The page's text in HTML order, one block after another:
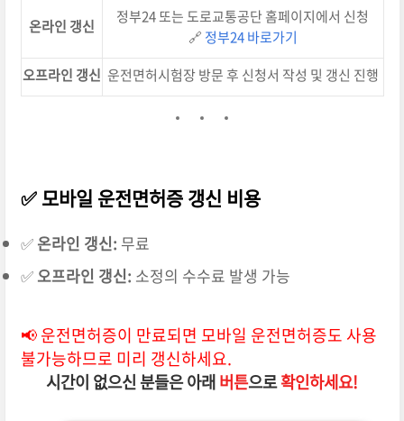
온라인 갱신
정부24 또는 도로교통공단 홈페이지에서 신청
🔗 정부24 바로가기
오프라인 갱신 운전면허시험장 방문 후 신청서 작성 및 갱신 진행
✅ 모바일 운전면허증 갱신 비용
✅ 온라인 갱신: 무료
✅ 오프라인 갱신: 소정의 수수료 발생 가능
📢 운전면허증이 만료되면 모바일 운전면허증도 사용
불가능하므로 미리 갱신하세요.
시간이 없으신 분들은 아래버튼으로확인하세요!